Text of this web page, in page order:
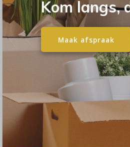
Kom langs,
Maak afspraak